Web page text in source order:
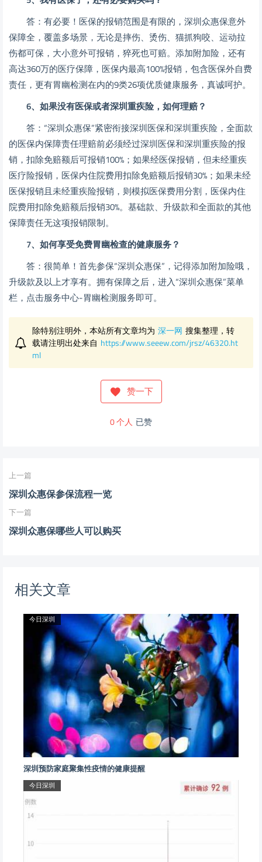
答：有必要！医保的报销范围是有限的，深圳众惠保意外
保障全，覆盖多场景，无论是摔伤、烫伤、猫抓狗咬、运动拉
伤都可保，大小意外可报销，猝死也可赔。添加附加险，还有
高达360万的医疗保障，医保内最高100%报销，包含医保外自费
责任，更有胃幽检测在内的9类26项优质健康服务，真诚呵护。
6、如果没有医保或者深圳重疾险，如何理赔？
答：“深圳众惠保”紧密衔接深圳医保和深圳重疾险，全面款
的医保内保障责任理赔前必须经过深圳医保和深圳重疾险的报
销，扣除免赔额后可报销100%；如果经医保报销，但未经重疾
医疗险报销，医保内住院费用扣除免赔额后报销30%；如果未经
医保报销且未经重疾险报销，则模拟医保费用分割，医保内住
院费用扣除免赔额后报销30%。基础款、升级款和全面款的其他
保障责任无这项报销限制。
7、如何享受免费胃幽检查的健康服务？
答：很简单！首先参保“深圳众惠保”，记得添加附加险哦，
升级款及以上才享有。拥有保障之后，进入“深圳众惠保”菜单
栏，点击服务中心-胃幽检测服务即可。
除特别注明外，本站所有文章均为 深一网 搜集整理，转
载请注明出处来自 https://www.seeew.com/jrsz/46320.ht
ml
赞一下
0个人 已赞
上一篇
深圳众惠保参保流程一览
下一篇
深圳众惠保哪些人可以购买
相关文章
今日深圳
深圳预防家庭聚集性疫情的健康提醒
今日深圳